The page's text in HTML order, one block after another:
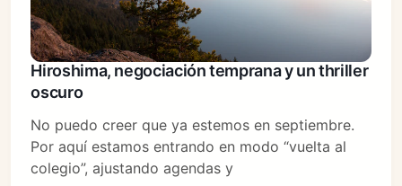
Hiroshima, negociación temprana y un thriller
oscuro
No puedo creer que ya estemos en septiembre.
Por aquí estamos entrando en modo “vuelta al
colegio”, ajustando agendas y